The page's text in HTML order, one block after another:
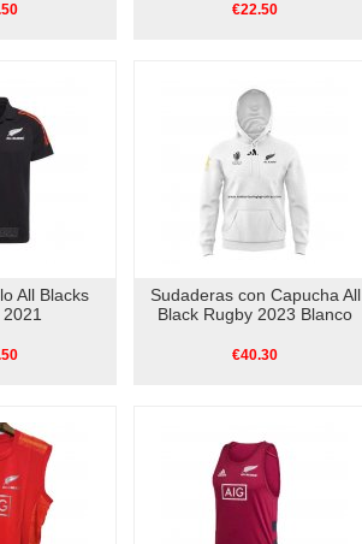
€22.50
All Blacks
Sudaderas con Capucha All
Black Rugby 2023 Blanco
€40.30